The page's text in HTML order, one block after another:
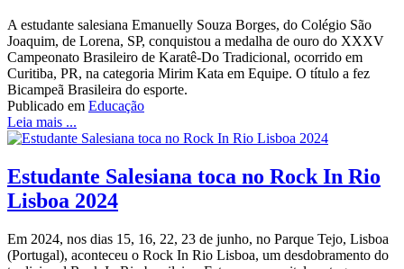
A estudante salesiana Emanuelly Souza Borges, do Colégio São
Joaquim, de Lorena, SP, conquistou a medalha de ouro do XXXV
Campeonato Brasileiro de Karatê-Do Tradicional, ocorrido em
Curitiba, PR, na categoria Mirim Kata em Equipe. O título a fez
Bicampeã Brasileira do esporte.
Publicado em Educação
Leia mais ...
Estudante Salesiana toca no Rock In Rio
Lisboa 2024
Em 2024, nos dias 15, 16, 22, 23 de junho, no Parque Tejo, Lisboa
(Portugal), aconteceu o Rock In Rio Lisboa, um desdobramento do